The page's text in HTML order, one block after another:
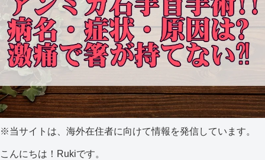
※当サイトは、海外在住者に向けて情報を発信しています。
こんにちは！Rukiです。